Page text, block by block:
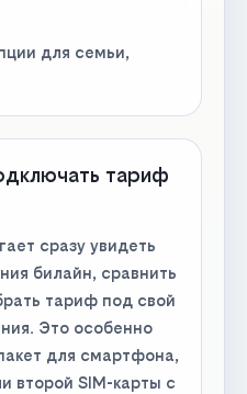
для семьи,
тариф
сразу увидеть
билайн, сравнить
тариф под свой
Это особенно
для смартфона,
второй SIM-карты с